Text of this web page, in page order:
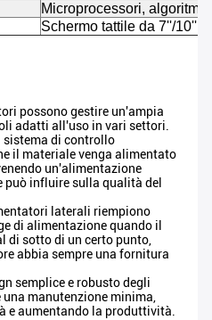
Microprocessori, algoritmo
Schermo tattile da 7''/10''
possono gestire un'ampia
adatti all'uso in vari settori.
di controllo
il materiale venga alimentato
un'alimentazione
può influire sulla qualità del
laterali riempiono
di alimentazione quando il
di sotto di un certo punto,
abbia sempre una fornitura
semplice e robusto degli
manutenzione minima,
e aumentando la produttività.